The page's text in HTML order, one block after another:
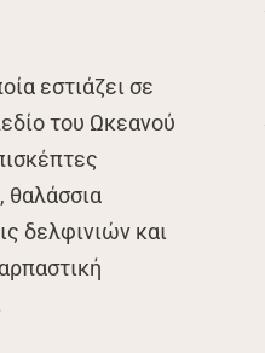
εστιάζει σε
του Ωκεανού
θαλάσσια
δελφινιών και